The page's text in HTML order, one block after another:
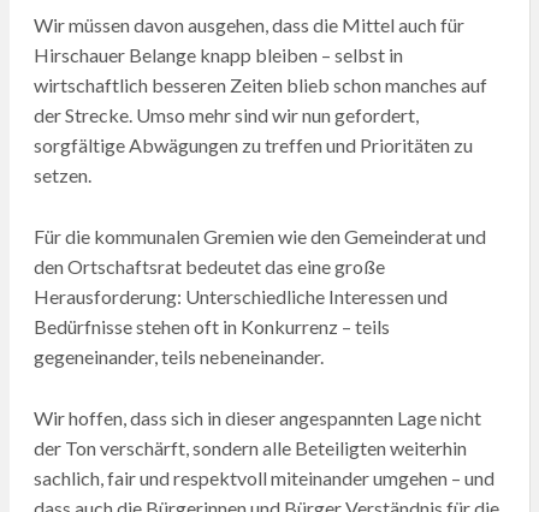
Wir müssen davon ausgehen, dass die Mittel auch für
Hirschauer Belange knapp bleiben – selbst in
wirtschaftlich besseren Zeiten blieb schon manches auf
der Strecke. Umso mehr sind wir nun gefordert,
sorgfältige Abwägungen zu treffen und Prioritäten zu
setzen.
Für die kommunalen Gremien wie den Gemeinderat und
den Ortschaftsrat bedeutet das eine große
Herausforderung: Unterschiedliche Interessen und
Bedürfnisse stehen oft in Konkurrenz – teils
gegeneinander, teils nebeneinander.
Wir hoffen, dass sich in dieser angespannten Lage nicht
der Ton verschärft, sondern alle Beteiligten weiterhin
sachlich, fair und respektvoll miteinander umgehen – und
dass auch die Bürgerinnen und Bürger Verständnis für die